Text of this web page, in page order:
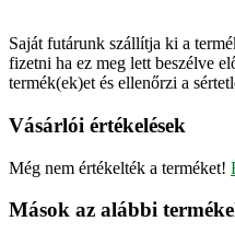
Saját futárunk szállítja ki a
fizetni ha ez meg lett beszélve
termék(ek)et és ellenőrzi a
Vásárlói értékelések
Még nem értékelték a terméket!
Mások az alábbi